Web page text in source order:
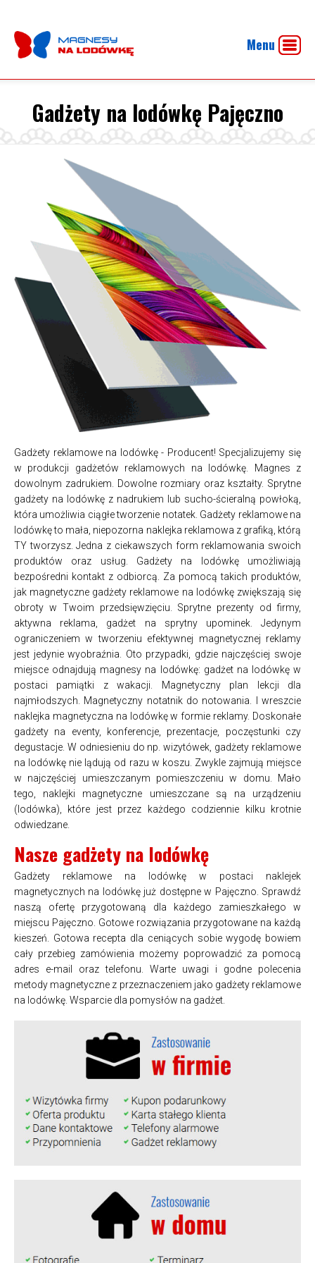
Menu
Gadżety na lodówkę Pajęczno
Gadżety reklamowe na lodówkę - Producent! Specjalizujemy się
w produkcji gadżetów reklamowych na lodówkę. Magnes z
dowolnym zadrukiem. Dowolne rozmiary oraz kształty. Sprytne
gadżety na lodówkę z nadrukiem lub sucho-ścieralną powłoką,
która umożliwia ciągłe tworzenie notatek. Gadżety reklamowe na
lodówkę to mała, niepozorna naklejka reklamowa z grafiką, którą
TY tworzysz. Jedna z ciekawszych form reklamowania swoich
produktów oraz usług. Gadżety na lodówkę umożliwiają
bezpośredni kontakt z odbiorcą. Za pomocą takich produktów,
jak magnetyczne gadżety reklamowe na lodówkę zwiększają się
obroty w Twoim przedsięwzięciu. Sprytne prezenty od firmy,
aktywna reklama, gadżet na sprytny upominek. Jedynym
ograniczeniem w tworzeniu efektywnej magnetycznej reklamy
jest jedynie wyobraźnia. Oto przypadki, gdzie najczęściej swoje
miejsce odnajdują magnesy na lodówkę: gadżet na lodówkę w
postaci pamiątki z wakacji. Magnetyczny plan lekcji dla
najmłodszych. Magnetyczny notatnik do notowania. I wreszcie
naklejka magnetyczna na lodówkę w formie reklamy. Doskonałe
gadżety na eventy, konferencje, prezentacje, poczęstunki czy
degustacje. W odniesieniu do np. wizytówek, gadżety reklamowe
na lodówkę nie lądują od razu w koszu. Zwykle zajmują miejsce
w najczęściej umieszczanym pomieszczeniu w domu. Mało
tego, naklejki magnetyczne umieszczane są na urządzeniu
(lodówka), które jest przez każdego codziennie kilku krotnie
odwiedzane.
Nasze gadżety na lodówkę
Gadżety reklamowe na lodówkę w postaci naklejek
magnetycznych na lodówkę już dostępne w Pajęczno. Sprawdź
naszą ofertę przygotowaną dla każdego zamieszkałego w
miejscu Pajęczno. Gotowe rozwiązania przygotowane na każdą
kieszeń. Gotowa recepta dla ceniących sobie wygodę bowiem
cały przebieg zamówienia możemy poprowadzić za pomocą
adres e-mail oraz telefonu. Warte uwagi i godne polecenia
metody magnetyczne z przeznaczeniem jako gadżety reklamowe
na lodówkę. Wsparcie dla pomysłów na gadżet.